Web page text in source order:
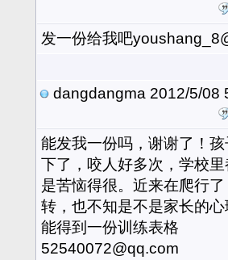
发一份给我吧
dangdangma 2012/5/08
能发我一份吗，谢谢了！
下了，咬人好多次，学校
是苦恼得很。近来在爬行
转，也不知是不是家长的
能得到一份训练表格
52540072@qq.com